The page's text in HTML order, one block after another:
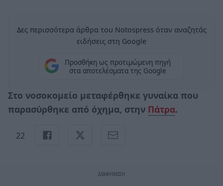
Δες περισσότερα άρθρα του Notospress όταν αναζητάς
ειδήσεις στη Google
Προσθήκη ως προτιμώμενη πηγή
στα αποτελέσματα της Google
Στο νοσοκομείο μεταφέρθηκε γυναίκα που
παρασύρθηκε από όχημα, στην Πάτρα.
22